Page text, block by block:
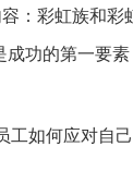
：彩虹族和
功的第一要
如何应对自